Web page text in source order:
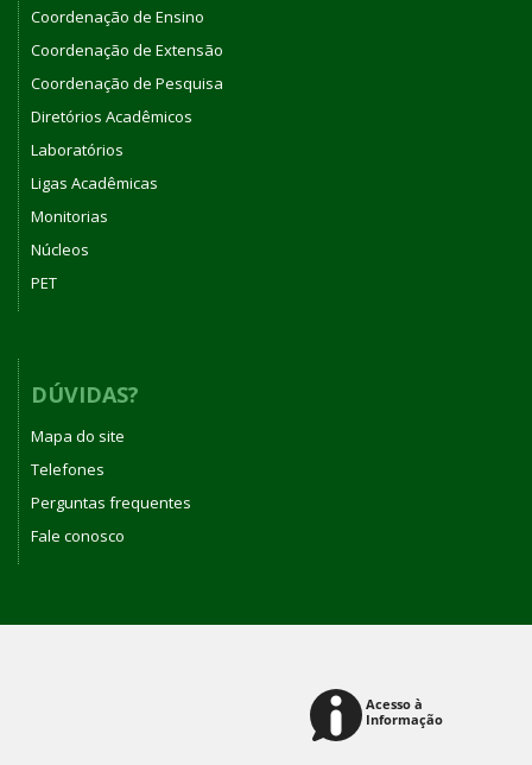
Coordenação de Ensino
Coordenação de Extensão
Coordenação de Pesquisa
Diretórios Acadêmicos
Laboratórios
Ligas Acadêmicas
Monitorias
Núcleos
PET
DÚVIDAS?
Mapa do site
Telefones
Perguntas frequentes
Fale conosco